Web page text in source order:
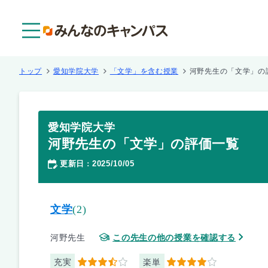
トップ 愛知学院大学 「文学」を含む授業 河野先生の「文学」の
愛知学院大学
河野先生の「文学」の評価一覧
更新日 ： 2025/10/05
文学(2)
河野先生 この先生の他の授業を確認する
充実 3.5 楽単 4